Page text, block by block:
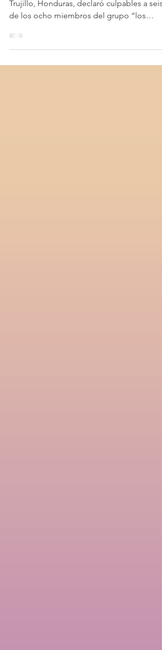
10 febrero 2022.- El Tribunal de Sentencia
Trujillo, Honduras, declaró culpables a seis
de los ocho miembros del grupo “los